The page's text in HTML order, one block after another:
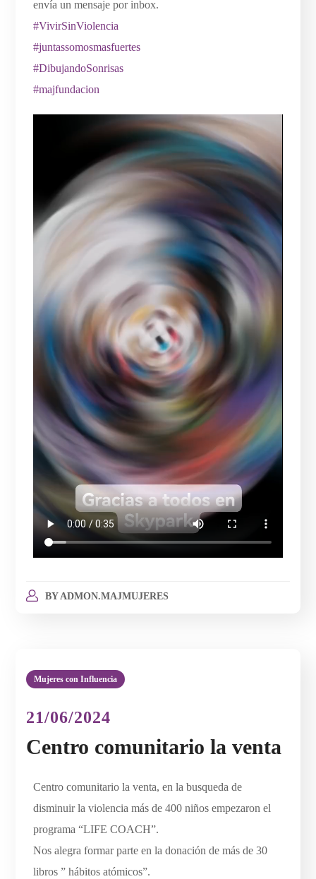
envía un mensaje por inbox.
#VivirSinViolencia
#juntassomosmasfuertes
#DibujandoSonrisas
#majfundacion
BYADMON.MAJMUJERES
Mujeres con Influencia
21/06/2024
Centro comunitario la venta
Centro comunitario la venta, en la busqueda de
disminuir la violencia más de 400 niños empezaron el
programa “LIFE COACH”.
Nos alegra formar parte en la donación de más de 30
libros ” hábitos atómicos”.